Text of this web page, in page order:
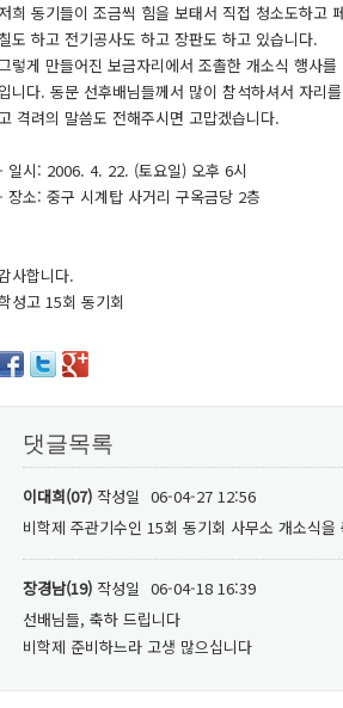
저희 동기들이 조금씩 힘을 보태서 직접 청소도하고
칠도 하고 전기공사도 하고 장판도 하고 있습니다.
렇게 만들어진 보금자리에서 조촐한 개소식 행사를
입니다. 동문 선후배님들께서 많이 참석하셔서 자리
격려의 말씀도 전해주시면 고맙겠습니다.
일시: 2006. 4. 22. (토요일) 오후 6시
장소: 중구 시계탑 사거리 구옥금당 2층
사합니다.
성고 15회 동기회
댓글목록
이대희(07) 작성일 06-04-27 12:56
비학제 주관기수인 15회 동기회 사무소 개소식
장경남(19) 작성일 06-04-18 16:39
선배님들, 축하 드립니다
비학제 준비하느라 고생 많으십니다